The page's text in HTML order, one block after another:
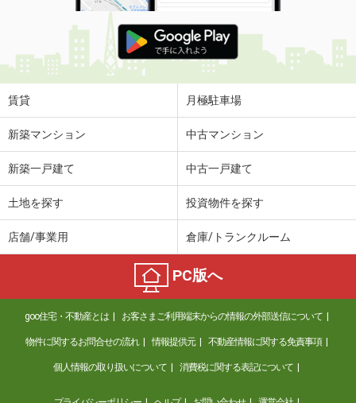
埼玉県富士見市鶴馬２丁目
価 格
8万円
住 所
埼玉県富士見市鶴馬２丁目
専有面積
埼玉県さいたま市南区大字大谷口
19.90万円
埼玉県川口市西青木３丁目
8.10万円
住 所
埼玉県川口市西青木３丁目
専有面積 21.91m²
間取り
1K
埼玉県富士見市西みずほ台１丁目
賃貸 月極駐車場
新築マンション 中古マンション
新築一戸建て 中古一戸建て
土地を探す 投資物件を探す
店舗/事業用 倉庫/トランクルーム
PC版へ
goo住宅・不動産とは お客さまご利用端末からの情報の外部送信について
物件に関するお問合せの流れ 情報提供元 不動産情報に関する免責事項
個人情報の取り扱いについて 消費税に関する表記について